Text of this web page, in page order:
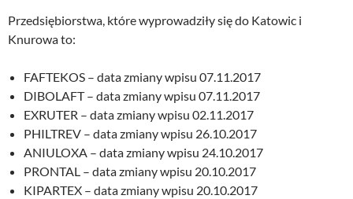
Przedsiębiorstwa, które wyprowadziły się do Katowic i
Knurowa to:
FAFTEKOS – data zmiany wpisu 07.11.2017
DIBOLAFT – data zmiany wpisu 07.11.2017
EXRUTER – data zmiany wpisu 02.11.2017
PHILTREV – data zmiany wpisu 26.10.2017
ANIULOXA – data zmiany wpisu 24.10.2017
PRONTAL – data zmiany wpisu 20.10.2017
KIPARTEX – data zmiany wpisu 20.10.2017